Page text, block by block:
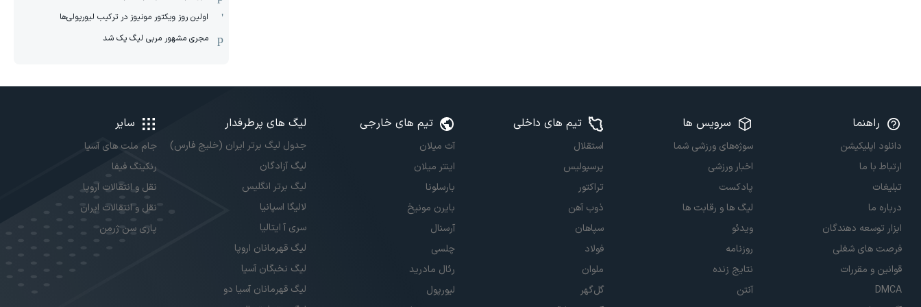
اولین روز ویکتور مونیوز در ترکیب لیورپولی‌ها
مجری مشهور مربی لیگ یک شد
راهنما
دانلود اپلیکیشن
ارتباط با ما
تبلیغات
درباره ما
ابزار توسعه دهندگان
فرصت های شغلی
قوانین و مقررات
DMCA
سرویس ها
سوژه‌های ورزشی شما
اخبار ورزشی
پادکست
لیگ ها و رقابت ها
ویدئو
روزنامه
نتایج زنده
آنتن
تیم های داخلی
استقلال
پرسپولیس
تراکتور
ذوب آهن
سپاهان
فولاد
ملوان
گل‌گهر
تیم های خارجی
آث میلان
اینتر میلان
بارسلونا
بایرن مونیخ
آرسنال
چلسی
رئال مادرید
لیورپول
لیگ های پرطرفدار
جدول لیگ برتر ایران (خلیج فارس)
لیگ آزادگان
لیگ برتر انگلیس
لالیگا اسپانیا
سری آ ایتالیا
لیگ قهرمانان اروپا
لیگ نخبگان آسیا
لیگ قهرمانان آسیا دو
سایر
جام ملت های آسیا
رنکینگ فیفا
نقل و انتقالات اروپا
نقل و انتقالات ایران
پاری سن ژرمن